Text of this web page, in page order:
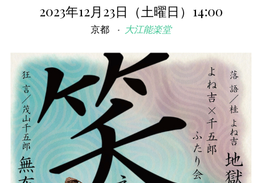
2023年12月23日（土曜日）14:00
京都 大江能楽堂